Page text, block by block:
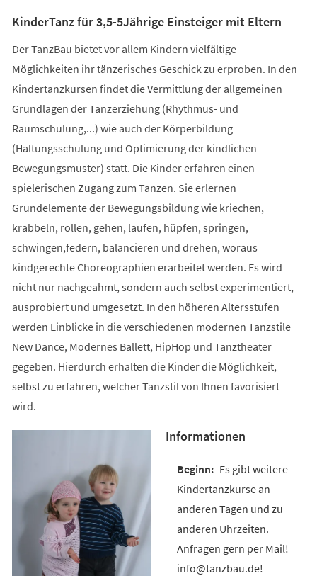
KinderTanz für 3,5-5Jährige Einsteiger mit Eltern
Der TanzBau bietet vor allem Kindern vielfältige
Möglichkeiten ihr tänzerisches Geschick zu erproben. In den
Kindertanzkursen findet die Vermittlung der allgemeinen
Grundlagen der Tanzerziehung (Rhythmus- und
Raumschulung,...) wie auch der Körperbildung
(Haltungsschulung und Optimierung der kindlichen
Bewegungsmuster) statt. Die Kinder erfahren einen
spielerischen Zugang zum Tanzen. Sie erlernen
Grundelemente der Bewegungsbildung wie kriechen,
krabbeln, rollen, gehen, laufen, hüpfen, springen,
schwingen,federn, balancieren und drehen, woraus
kindgerechte Choreographien erarbeitet werden. Es wird
nicht nur nachgeahmt, sondern auch selbst experimentiert,
ausprobiert und umgesetzt. In den höheren Altersstufen
werden Einblicke in die verschiedenen modernen Tanzstile
New Dance, Modernes Ballett, HipHop und Tanztheater
gegeben. Hierdurch erhalten die Kinder die Möglichkeit,
selbst zu erfahren, welcher Tanzstil von Ihnen favorisiert
wird.
Informationen
Es gibt weitere
Kindertanzkurse an
anderen Tagen und zu
anderen Uhrzeiten.
Anfragen gern per Mail!
info@tanzbau.de!